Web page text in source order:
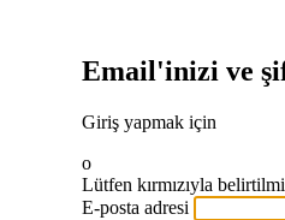
Email'inizi ve
Giriş yapmak için
o
Lütfen kırmızıyla
E-posta adresi